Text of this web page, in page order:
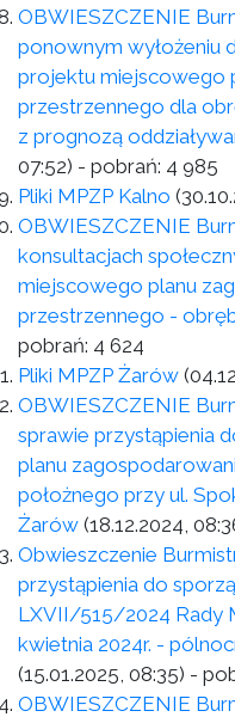
OBWIESZCZENIE
ponownym wyłożeniu
projektu miejscowego
przestrzennego dla
z prognozą
07:52) - pobrań: 4 985
Pliki MPZP Kalno
OBWIESZCZENIE
konsultacjach
miejscowego planu
przestrzennego -
pobrań: 4 624
Pliki MPZP Żarów
OBWIESZCZENIE
sprawie przystąpienia
planu
położnego przy ul.
Żarów (18.12.2024,
Obwieszczenie
przystąpienia do
LXVII/515/2024 Rady
kwietnia 2024r. -
(15.01.2025, 08:35) -
OBWIESZCZENIE